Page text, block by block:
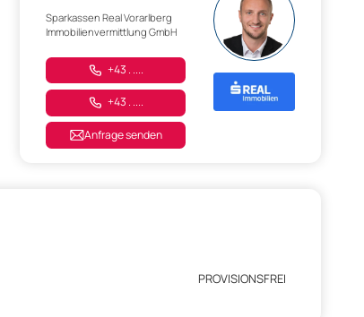
Sparkassen Real Vorarlberg
Immobilienvermittlung GmbH
+43 . ....
+43 . ....
Anfrage senden
PROVISIONSFREI